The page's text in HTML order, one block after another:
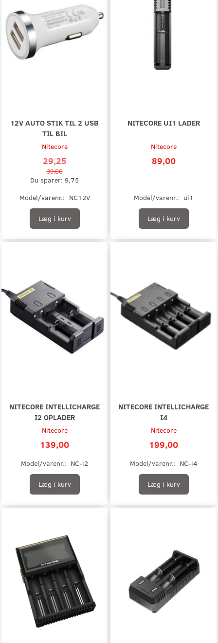
12V AUTO STIK TIL 2 USB
TIL BIL
Nitecore
29,25
39,00
Du sparer: 9,75
Model/varenr.: NC12V
Læg i kurv
NITECORE UI1 LADER
Nitecore
89,00
Model/varenr.: ui1
Læg i kurv
NITECORE INTELLICHARGE
I2 OPLADER
Nitecore
139,00
Model/varenr.: NC-i2
Læg i kurv
NITECORE INTELLICHARGE
I4
Nitecore
199,00
Model/varenr.: NC-i4
Læg i kurv